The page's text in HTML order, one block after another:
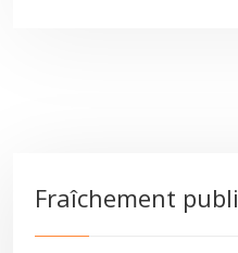
Fraîchement